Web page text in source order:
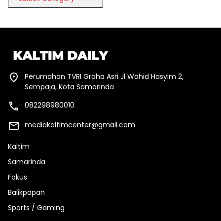
Perumahan TVRI Graha Asri Jl Wahid Hasyim 2,
Sempaja, Kota Samarinda
082298980010
mediakaltimcenter@gmail.com
Kaltim
Samarinda
Fokus
Balikpapan
Sports / Gaming